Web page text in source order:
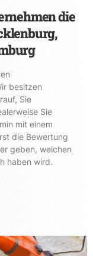
die
besitzen
Sie
Sie
mit einem
die Bewertung
geben, welchen
haben wird.